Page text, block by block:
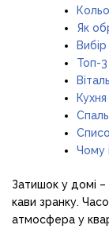
Як
Вибір
Топ-3
Кухня
Чому
Затишок у домі
кави зранку.
атмосфера у